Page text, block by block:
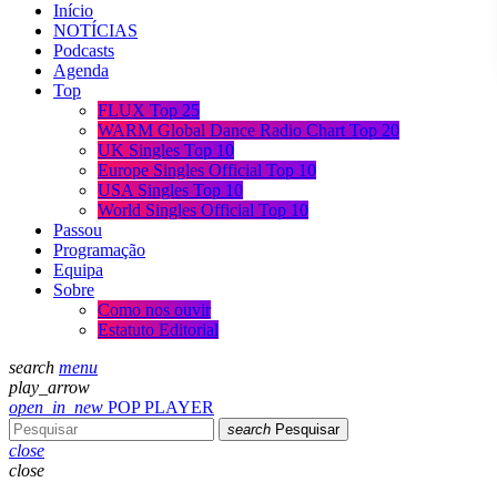
Início
NOTÍCIAS
Podcasts
Agenda
Top
FLUX Top 25
WARM Global Dance Radio Chart Top 20
UK Singles Top 10
Europe Singles Official Top 10
USA Singles Top 10
World Singles Official Top 10
Passou
Programação
Equipa
Sobre
Como nos ouvir
Estatuto Editorial
search menu
play_arrow
open_in_new POP PLAYER
search Pesquisar
close
close